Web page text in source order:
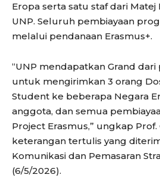
Eropa serta satu staf dari Matej
UNP. Seluruh pembiayaan
melalui pendanaan Erasmus+.
“UNP mendapatkan Grand dari
untuk mengirimkan 3 orang
Student ke beberapa Negara
anggota, dan semua
Project Erasmus,” ungkap
keterangan tertulis yang
Komunikasi dan Pemasaran
(6/5/2026).